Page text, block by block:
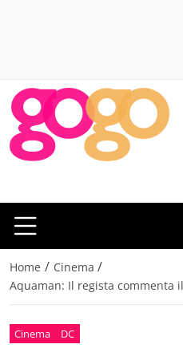
Home / Cinema /
Aquaman: Il regista commenta
Cinema DC